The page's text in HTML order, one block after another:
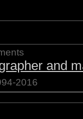
and
2016